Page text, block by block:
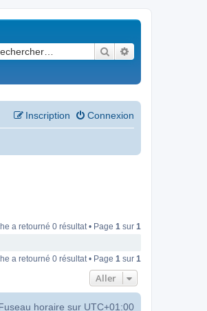
Rechercher
Connexion
Inscription
a retourné 0 résultat • Page 1 sur 1
a retourné 0 résultat • Page 1 sur 1
Aller
horaire sur UTC+01:00